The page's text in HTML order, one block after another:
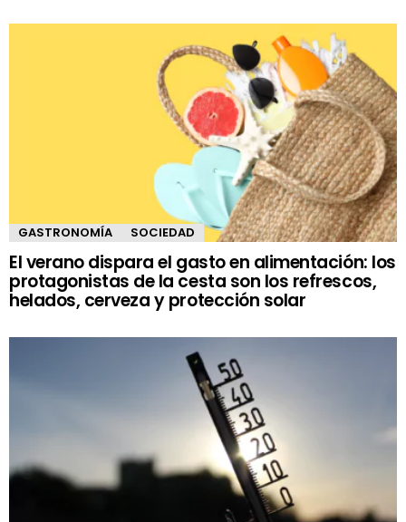
GASTRONOMÍA SOCIEDAD
El verano dispara el gasto en alimentación: los
protagonistas de la cesta son los refrescos,
helados, cerveza y protección solar